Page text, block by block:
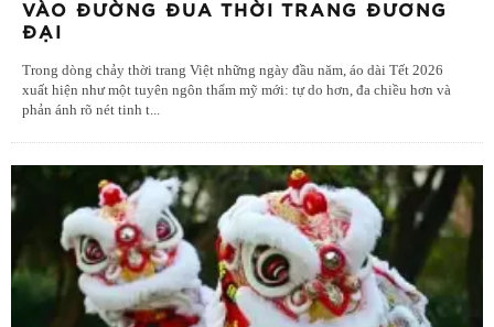
VÀO ĐƯỜNG ĐUA THỜI TRANG ĐƯƠNG
ĐẠI
Trong dòng chảy thời trang Việt những ngày đầu năm, áo dài Tết 2026
xuất hiện như một tuyên ngôn thẩm mỹ mới: tự do hơn, đa chiều hơn và
phản ánh rõ nét tinh t